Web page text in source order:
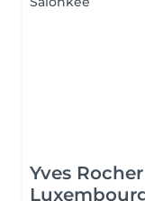
Yves Rocher